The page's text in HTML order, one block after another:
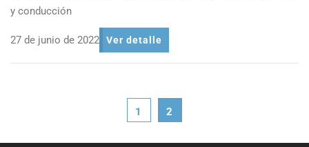
y conducción
27 de junio de 2022 Ver detalle
1 2